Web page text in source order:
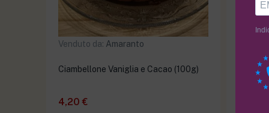
Venduto da: Amaranto
Ciambellone Vaniglia e Cacao (100g)
4,20 €
Pizza